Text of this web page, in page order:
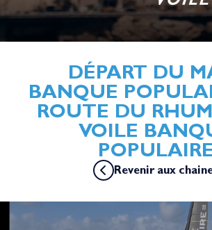
DÉPART DU
BANQUE
ROUTE DU
VOILE
POPULAIRE
Revenir aux